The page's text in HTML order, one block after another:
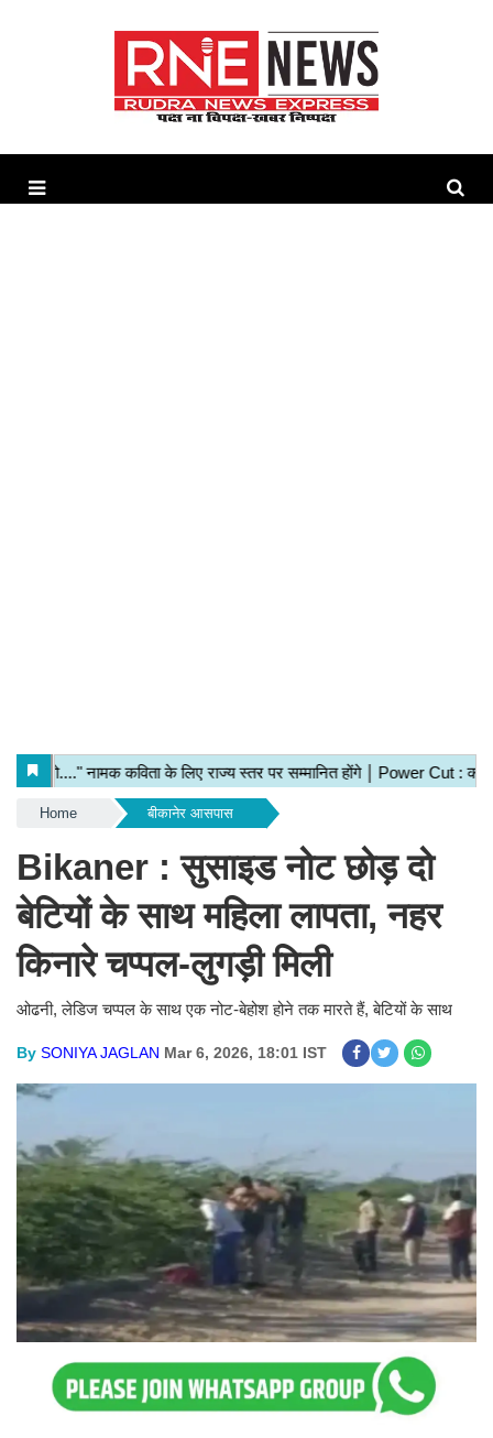
Home बीकानेर आसपास
Bikaner : सुसाइड नोट छोड़ दो
बेटियों के साथ महिला लापता, नहर
किनारे चप्पल-लुगड़ी मिली
ओढनी, लेडिज चप्पल के साथ एक नोट-बेहोश होने तक मारते हैं, बेटियों के साथ
By SONIYA JAGLAN Mar 6, 2026, 18:01 IST